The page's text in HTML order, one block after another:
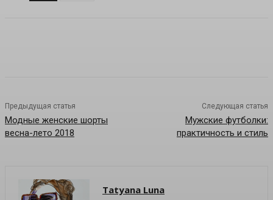
Предыдущая статья
Модные женские шорты
весна-лето 2018
Следующая статья
Мужские футболки:
практичность и стиль
Tatyana Luna